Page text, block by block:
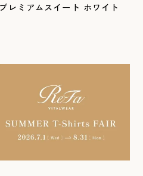
レミアムスイート ホワイト